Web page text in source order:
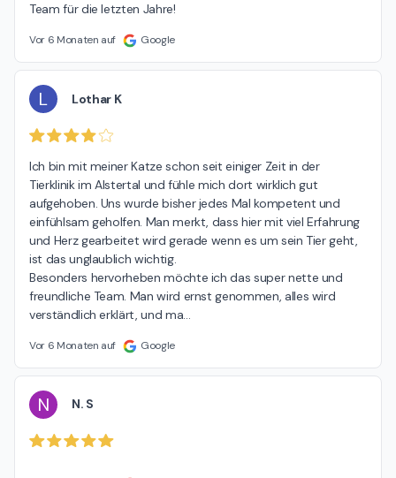
Team für die letzten Jahre!
Vor 6 Monaten auf Google
L Lothar K
Ich bin mit meiner Katze schon seit einiger Zeit in der
Tierklinik im Alstertal und fühle mich dort wirklich gut
aufgehoben. Uns wurde bisher jedes Mal kompetent und
einfühlsam geholfen. Man merkt, dass hier mit viel Erfahrung
und Herz gearbeitet wird gerade wenn es um sein Tier geht,
ist das unglaublich wichtig.
Besonders hervorheben möchte ich das super nette und
freundliche Team. Man wird ernst genommen, alles wird
verständlich erklärt, und ma…
Vor 6 Monaten auf Google
N N. S